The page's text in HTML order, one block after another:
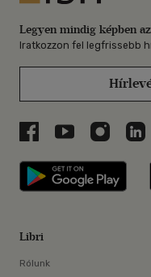
Legyen mindig képben
Iratkozzon fel legfrissebb
Libri a Facebookon
Libri aLibri
Libri
Rólunk